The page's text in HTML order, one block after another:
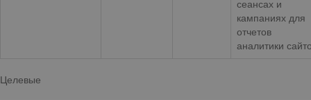
сеансах и
кампаниях для
отчетов
аналитики
Целевые